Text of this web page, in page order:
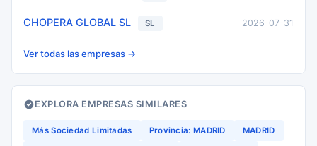
CHOPERA GLOBAL SL SL 2026-07-31
Ver todas las empresas →
EXPLORA EMPRESAS SIMILARES
Más Sociedad Limitadas Provincia: MADRID MADRID